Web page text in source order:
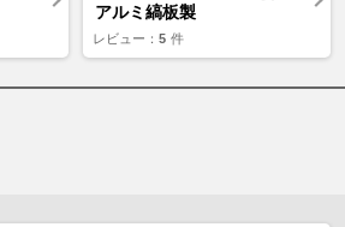
アルミ縞板製
レビュー： 5 件